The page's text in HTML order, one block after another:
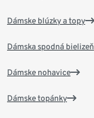
Dámske blúzky a topy
Dámska spodná bielizeň
Dámske nohavice
Dámske topánky